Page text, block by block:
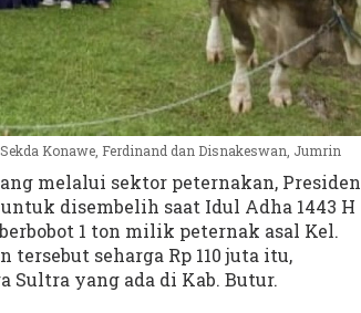
Konawe, Ferdinand dan Disnakeswan, Jumrin
melalui sektor peternakan, Presiden
disembelih saat Idul Adha 1443 H
1 ton milik peternak asal Kel.
tersebut seharga Rp 110 juta itu,
yang ada di Kab. Butur.